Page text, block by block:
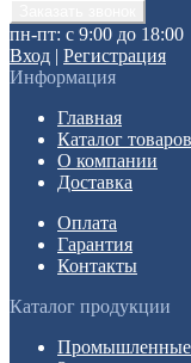
пн-пт: с 9:00 до 18:00
Вход | Регистрация
Информация
Главная
Каталог товаров
О компании
Доставка
Оплата
Гарантия
Контакты
Каталог продукции
Промышленные